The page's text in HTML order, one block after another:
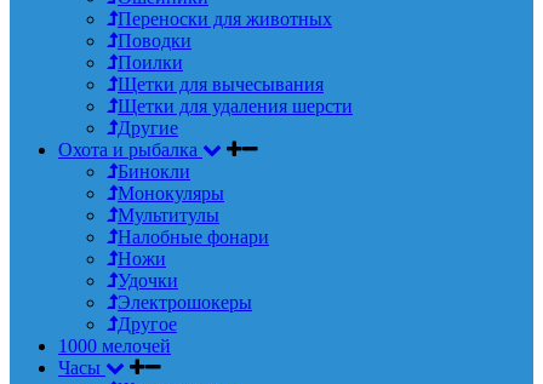
Переноски для животных
Поводки
Поилки
Щетки для вычесывания
Щетки для удаления шерсти
Другие
Охота и рыбалка
Бинокли
Монокуляры
Мультитулы
Налобные фонари
Ножи
Удочки
Электрошокеры
Другое
1000 мелочей
Часы